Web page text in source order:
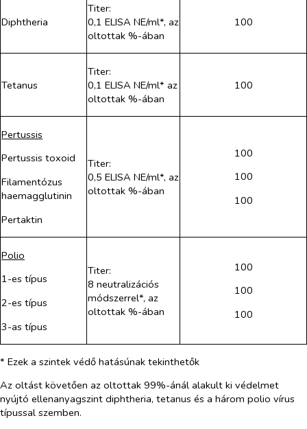
Diphtheria
Titer:
0,1 ELISA NE/ml*, az
oltottak %-ában
100
Tetanus
Titer:
0,1 ELISA NE/ml* az
oltottak %-ában
100
Pertussis
Pertussis toxoid
Filamentózus
haemagglutinin
Pertaktin
Titer:
0,5 ELISA NE/ml*, az
oltottak %-ában
100
100
100
Polio
1-es típus
2-es típus
3-as típus
Titer:
8 neutralizációs
módszerrel*, az
oltottak %-ában
100
100
100
* Ezek a szintek védő hatásúnak tekinthetők
Az oltást követően az oltottak 99%-ánál alakult ki védelmet
nyújtó ellenanyagszint diphtheria, tetanus és a három polio vírus
típussal szemben.